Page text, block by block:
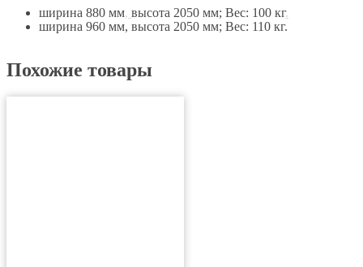
ширина 880 мм, высота 2050 мм; Вес: 100 кг.
ширина 960 мм, высота 2050 мм; Вес: 110 кг.
Похожие товары